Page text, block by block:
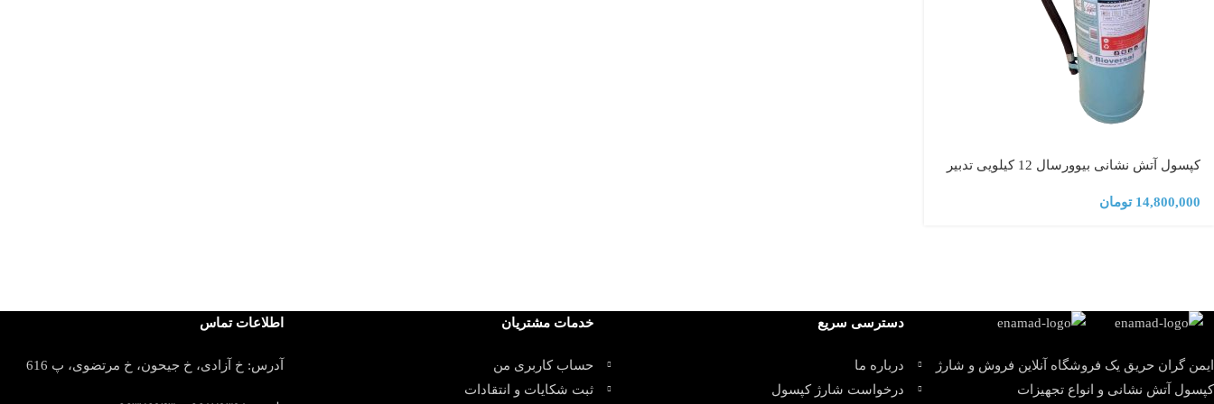
کپسول آتش نشانی بیوورسال 12 کیلویی تدبیر
14,800,000 تومان
ایمن گران حریق یک فروشگاه آنلاین فروش و شارژ
کپسول آتش نشانی و انواع تجهیزات
دسترسی سریع
درباره ما
درخواست شارژ کپسول
خدمات مشتریان
حساب کاربری من
ثبت شکایات و انتقادات
اطلاعات تماس
آدرس: خ آزادی، خ جیحون، خ مرتضوی، پ 616